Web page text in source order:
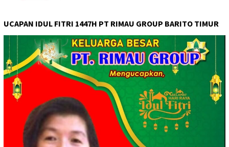
UCAPAN IDUL FITRI 1447H PT RIMAU GROUP BARITO TIMUR